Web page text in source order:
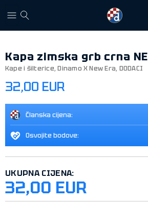
Kapa zimska grb crna NE
Kape i šilterice,Dinamo X New Era, DODACI
32,00 EUR
Članska cijena:
Osvojite bodove:
UKUPNA CIJENA:
32,00 EUR